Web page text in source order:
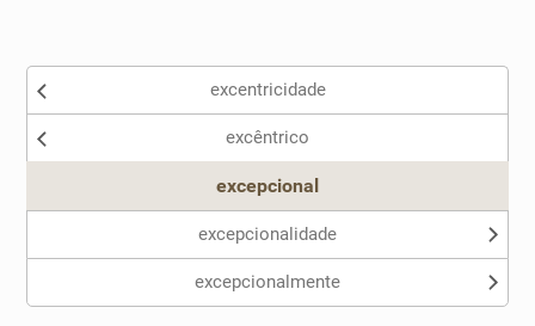
Nenhum dos sinônimos apresentados me ajudou
excentricidade
excêntrico
excepcional
excepcionalidade
excepcionalmente